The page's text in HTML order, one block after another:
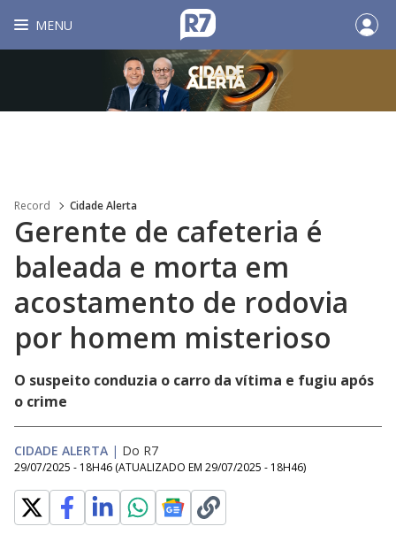
MENU
Record Cidade Alerta
Gerente de cafeteria é
baleada e morta em
acostamento de rodovia
por homem misterioso
O suspeito conduzia o carro da vítima e fugiu após
o crime
CIDADE ALERTA | Do R7
29/07/2025 - 18H46 (ATUALIZADO EM 29/07/2025 - 18H46)